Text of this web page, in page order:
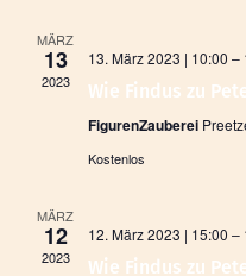
MÄRZ
13
2023
13. März 2023 | 10:00 –
Wie Findus zu
FigurenZauberei
Kostenlos
MÄRZ
12
2023
12. März 2023 | 15:00 –
Wie Findus zu